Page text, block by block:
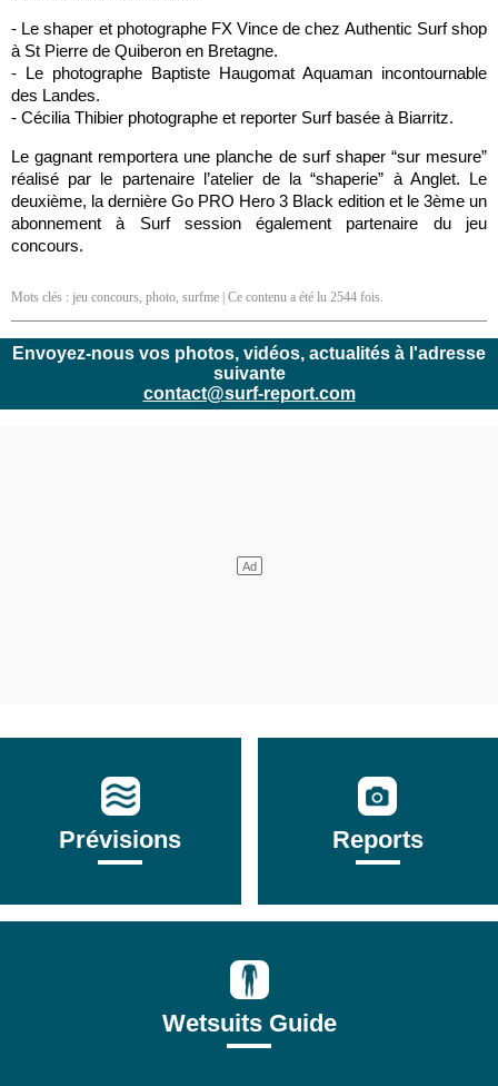
- Le shaper et photographe FX Vince de chez Authentic Surf shop
à St Pierre de Quiberon en Bretagne.
- Le photographe Baptiste Haugomat Aquaman incontournable
des Landes.
- Cécilia Thibier photographe et reporter Surf basée à Biarritz.
Le gagnant remportera une planche de surf shaper “sur mesure”
réalisé par le partenaire l’atelier de la “shaperie” à Anglet. Le
deuxième, la dernière Go PRO Hero 3 Black edition et le 3ème un
abonnement à Surf session également partenaire du jeu
concours.
Mots clés : jeu concours, photo, surfme | Ce contenu a été lu 2544 fois.
Envoyez-nous vos photos, vidéos, actualités à l'adresse
suivante
contact@surf-report.com
Prévisions Reports
Wetsuits Guide